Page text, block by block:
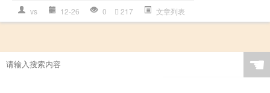
vs 12-26 0 217 文章列表
☚